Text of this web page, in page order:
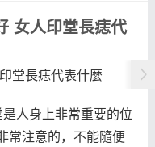
女人印堂長痣代
堂長痣代表什麼
人身上非常重要的位
常注意的，不能隨便